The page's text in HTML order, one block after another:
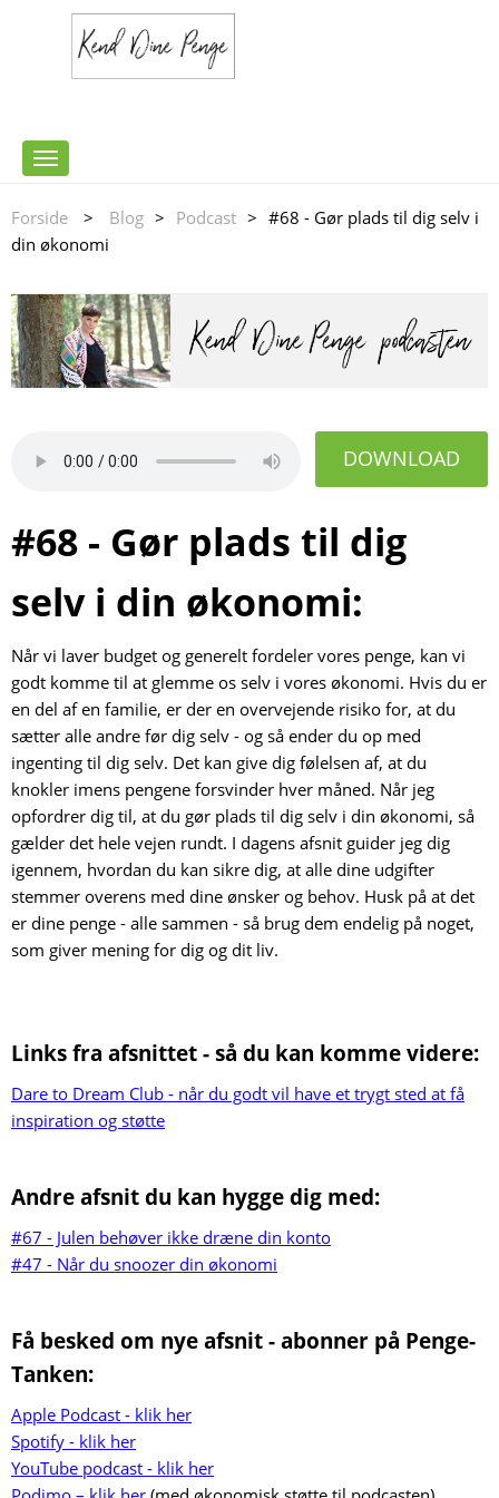
Toggle
Forside
> Blog > Podcast > #68 - Gør plads til dig selv i
din økonomi
DOWNLOAD
#68 - Gør plads til dig
selv i din økonomi:
Når vi laver budget og generelt fordeler vores penge, kan vi
godt komme til at glemme os selv i vores økonomi. Hvis du er
en del af en familie, er der en overvejende risiko for, at du
sætter alle andre før dig selv - og så ender du op med
ingenting til dig selv. Det kan give dig følelsen af, at du
knokler imens pengene forsvinder hver måned. Når jeg
opfordrer dig til, at du gør plads til dig selv i din økonomi, så
gælder det hele vejen rundt. I dagens afsnit guider jeg dig
igennem, hvordan du kan sikre dig, at alle dine udgifter
stemmer overens med dine ønsker og behov. Husk på at det
er dine penge - alle sammen - så brug dem endelig på noget,
som giver mening for dig og dit liv.
Links fra afsnittet - så du kan komme videre:
Dare to Dream Club - når du godt vil have et trygt sted at få
inspiration og støtte
Andre afsnit du kan hygge dig med:
#67 - Julen behøver ikke dræne din konto
#47 - Når du snoozer din økonomi
Få besked om nye afsnit - abonner på Penge-
Tanken:
Apple Podcast - klik her
Spotify - klik her
YouTube podcast - klik her